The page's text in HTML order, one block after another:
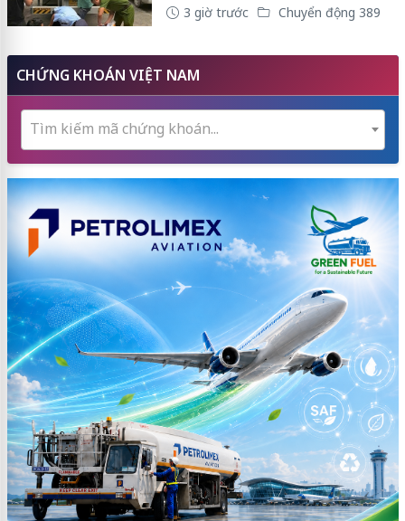
3 giờ trước Chuyển động 389
CHỨNG KHOÁN VIỆT NAM
Tìm kiếm mã chứng khoán...